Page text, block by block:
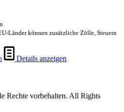
Länder können zusätzliche Zölle, Steuern
Details anzeigen
Rechte vorbehalten. All Rights